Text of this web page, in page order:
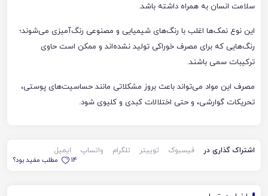
سلامت انسان به همراه داشته باشد.
این نوع نمک‌ها اغلب با رنگ‌های شیمیایی و مصنوعی رنگ‌آمیزی می‌شوند؛
رنگ‌هایی که برای مصرف خوراکی تولید نشده‌اند و ممکن است حاوی
ترکیبات سمی باشند.
مصرف این مواد می‌تواند باعث بروز مشکلاتی مانند حساسیت‌های پوستی،
تحریکات گوارشی، و حتی اختلالات کبدی و کلیوی شود.
اشتراک گذاری در فیسبوک توییتر تلگرام واتساپ
ایمیل
14
مطلب مفید بود؟